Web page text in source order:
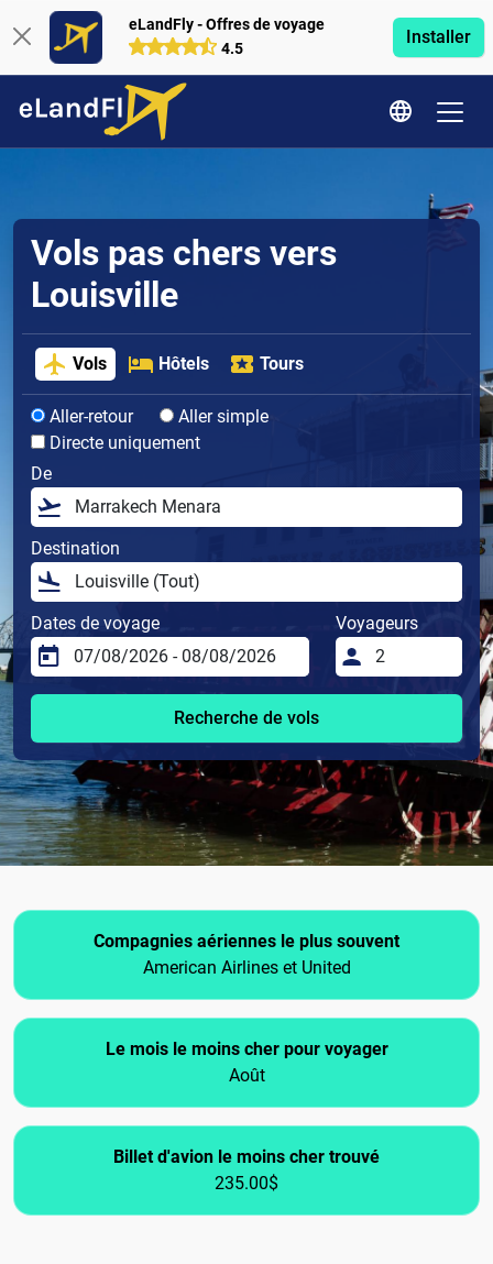
eLandFly - Offres de voyage
4.5
Installer
Vols pas chers vers
Louisville
Vols Hôtels Tours
Aller-retour
Aller simple
Directe uniquement
De
Destination
Dates de voyage Voyageurs
Recherche de vols
Compagnies aériennes le plus souvent
American Airlines et United
Le mois le moins cher pour voyager
Août
Billet d'avion le moins cher trouvé
235.00$